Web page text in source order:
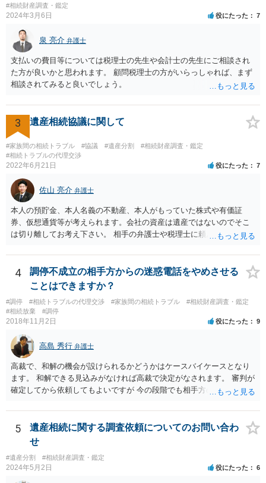
いた方が良い事と書かない方が良い事 回答： お姉さんが申立書の「申
立ての趣旨」のところに書いている遺産の分け方に対して意見があれ
ば、まずそれを書くとよいです。 次に「申立ての理由」のところに、
なぜ調停を申し立てたのか(例えば、あかささんと話合いが出来ない／
決裂した、など)や亡くなった方・あかささん・お姉さん間の事情やい
きさつなどが書かれていると思うので、あかささんから見てそれは違
うと感じるところは、どのように違うのか、など書くとよいです。 そ
の他、お姉さんの申立書には書かれていないけど、どのように遺産を
った等)、それも書くとよいです。 書かない方が良いと思うことは、遺
産分割に関係ない(と思われる)いきさつを沢山盛り込むことだと考えま
す(あくまで遺産分割に関係することに留める方が、裁判所や調停委員
の方に事情を理解してもらいやすいと思います)。
#相続財産調査・鑑定
2024年3月6日 役にたった 7
泉 亮介 弁護士
支払いの費目等については税理士の先生や会計士の先生にご相談され
た方が良いかと思われます。 顧問税理士の方がいらっしゃれば、まず
相談されてみると良いでしょう。
3 遺産相続協議に関して
#家族間の相続トラブル #協議 #遺産分割
#相続財産調査・鑑定
#相続トラブルの代理交渉
2022年6月21日 役にたった 7
佐山 亮介 弁護士
本人の預貯金、本人名義の不動産、本人がもっていた株式や有価証
券、仮想通貨等が考えられます。会社の資産は遺産ではないのでそこ
は切り離してお考え下さい。 相手の弁護士や税理士に頼んでも守秘義
意に開示を求め、応じなければ「調査嘱託」という手続きを使って銀
行等に照会をかけることになるでしょう。 不動産は、相続登記が済ん
でいなければ市役所ないし区役所に、お子様と義父様のつながりがわ
かる戸籍一式を揃えてもちこみ、「名寄せ」という手続きをすると、
分かると思います。遺産分割協議書の偽造等により既に相続登記され
てしまっている場合は、住所などに当たりをつけて登記名義を調べて
すが、現代では、各々が自由に価格設定をしていますので、特に相場
はお示しできません。ただし、かつて日本弁護士連合会が設けていた
報酬基準を踏まえて価格設定している弁護士は一定数いると思います
ので、それが一応の目安となるでしょう。
4
調停不成立の相手方からの迷惑電話をやめさせる
ことはできますか？
#調停 #相続トラブルの代理交渉 #家族間の相続トラブル
#相続財産調査・鑑定
#相続放棄
#調停
2018年11月2日 役にたった 9
高島 秀行 弁護士
高裁で、和解の機会が設けられるかどうかはケースバイケースとなり
ます。 和解できる見込みがなければ高裁で決定がなされます。 審判が
確定してから依頼してもよいですが 今の段階でも相手方の連絡が迷惑
5
遺産相続に関する調査依頼についてのお問い合わ
せ
#遺産分割 #相続財産調査・鑑定
2024年5月2日 役にたった 6